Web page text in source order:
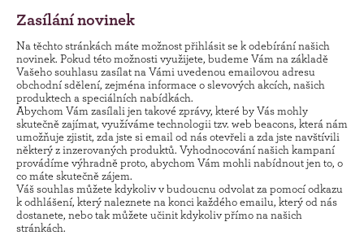
Zasílání novinek
Na těchto stránkách máte možnost přihlásit se k odebírání našich
novinek. Pokud této možnosti využijete, budeme Vám na základě
Vašeho souhlasu zasílat na Vámi uvedenou emailovou adresu
obchodní sdělení, zejména informace o slevových akcích, našich
produktech a speciálních nabídkách.
Abychom Vám zasílali jen takové zprávy, které by Vás mohly
skutečně zajímat, využíváme technologii tzv. web beacons, která nám
umožňuje zjistit, zda jste si email od nás otevřeli a zda jste navštívili
některý z inzerovaných produktů. Vyhodnocování našich kampaní
provádíme výhradně proto, abychom Vám mohli nabídnout jen to, o
co máte skutečně zájem.
Váš souhlas můžete kdykoliv v budoucnu odvolat za pomocí odkazu
k odhlášení, který naleznete na konci každého emailu, který od nás
dostanete, nebo tak můžete učinit kdykoliv přímo na našich
stránkách.